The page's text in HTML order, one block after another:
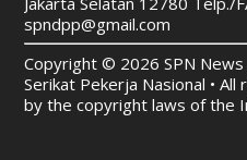
spndpp@gmail.com
Copyright © 2026 SPN News
Serikat Pekerja Nasional •
by the copyright laws of the